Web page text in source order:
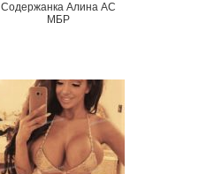
Содержанка Алина АС
МБР